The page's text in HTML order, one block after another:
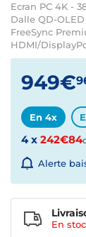
Ecran PC 4K -
Dalle QD-
FreeSync
HDMI/
949€
En 4x
4 x 242€84
Alerte
En